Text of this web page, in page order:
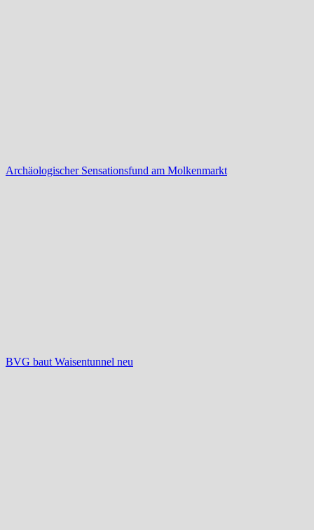
Archäologischer Sensationsfund am Molkenmarkt
BVG baut Waisentunnel neu